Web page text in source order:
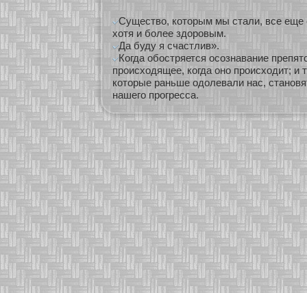
Существо, которым мы стали, все еще
хотя и более здоровым.
Да буду я счастлив».
Когда обостряется осознавание
происходящее, когда оно происходит; и
которые раньше одолевали нас,
нашего прогресса.